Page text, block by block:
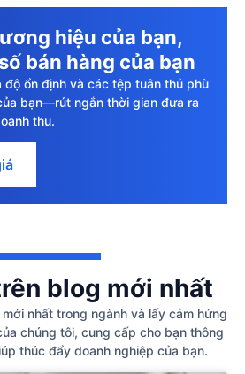
hiệu của bạn,
bán hàng của bạn
độ ổn định và các tệp tuân thủ phù
bạn—rút ngắn thời gian đưa ra
thu.
blog mới nhất
nhất trong ngành và lấy cảm hứng
chúng tôi, cung cấp cho bạn thông
thúc đẩy doanh nghiệp của bạn.